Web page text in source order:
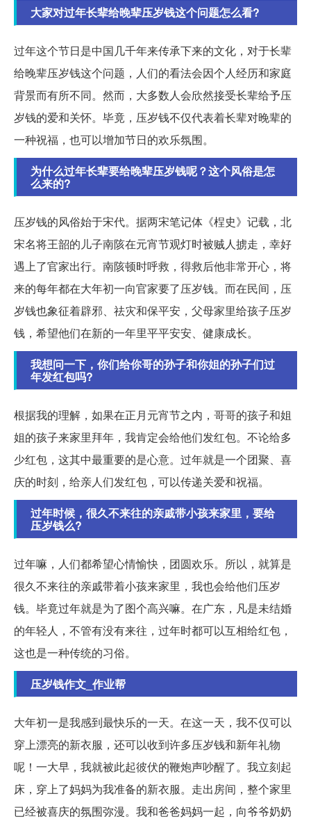
大家对过年长辈给晚辈压岁钱这个问题怎么看?
过年这个节日是中国几千年来传承下来的文化，对于长辈
给晚辈压岁钱这个问题，人们的看法会因个人经历和家庭
背景而有所不同。然而，大多数人会欣然接受长辈给予压
岁钱的爱和关怀。毕竟，压岁钱不仅代表着长辈对晚辈的
一种祝福，也可以增加节日的欢乐氛围。
为什么过年长辈要给晚辈压岁钱呢？这个风俗是怎
么来的?
压岁钱的风俗始于宋代。据两宋笔记体《桯史》记载，北
宋名将王韶的儿子南陔在元宵节观灯时被贼人掳走，幸好
遇上了官家出行。南陔顿时呼救，得救后他非常开心，将
来的每年都在大年初一向官家要了压岁钱。而在民间，压
岁钱也象征着辟邪、祛灾和保平安，父母家里给孩子压岁
钱，希望他们在新的一年里平平安安、健康成长。
我想问一下，你们给你哥的孙子和你姐的孙子们过
年发红包吗?
根据我的理解，如果在正月元宵节之内，哥哥的孩子和姐
姐的孩子来家里拜年，我肯定会给他们发红包。不论给多
少红包，这其中最重要的是心意。过年就是一个团聚、喜
庆的时刻，给亲人们发红包，可以传递关爱和祝福。
过年时候，很久不来往的亲戚带小孩来家里，要给
压岁钱么?
过年嘛，人们都希望心情愉快，团圆欢乐。所以，就算是
很久不来往的亲戚带着小孩来家里，我也会给他们压岁
钱。毕竟过年就是为了图个高兴嘛。在广东，凡是未结婚
的年轻人，不管有没有来往，过年时都可以互相给红包，
这也是一种传统的习俗。
压岁钱作文_作业帮
大年初一是我感到最快乐的一天。在这一天，我不仅可以
穿上漂亮的新衣服，还可以收到许多压岁钱和新年礼物
呢！一大早，我就被此起彼伏的鞭炮声吵醒了。我立刻起
床，穿上了妈妈为我准备的新衣服。走出房间，整个家里
已经被喜庆的氛围弥漫。我和爸爸妈妈一起，向爷爷奶奶